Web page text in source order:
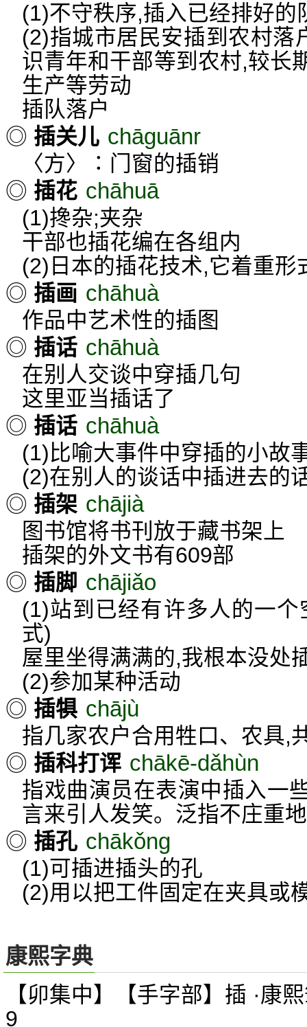
(1)不守秩序,插入已经排好的
(2)指城市居民安插到农村落
识青年和干部等到农村,较长
生产等劳动
插队落户
◎ 插关儿 chāguānr
〈方〉∶门窗的插销
◎ 插花 chāhuā
(1)搀杂;夹杂
干部也插花编在各组内
(2)日本的插花技术,它着重形
◎ 插画 chāhuà
作品中艺术性的插图
◎ 插话 chāhuà
在别人交谈中穿插几句
这里亚当插话了
◎ 插话 chāhuà
(1)比喻大事件中穿插的小故
(2)在别人的谈话中插进去的
◎ 插架 chājià
图书馆将书刊放于藏书架上
插架的外文书有609部
◎ 插脚 chājiǎo
(1)站到已经有许多人的一
式)
屋里坐得满满的,我根本没处
(2)参加某种活动
◎ 插犋 chājù
指几家农户合用牲口、农具,
◎ 插科打诨 chākē-dǎhùn
指戏曲演员在表演中插入一
言来引人发笑。泛指不庄重
◎ 插孔 chākǒng
(1)可插进插头的孔
(2)用以把工件固定在夹具或
康熙字典
【卯集中】【手字部】插 ·康
9